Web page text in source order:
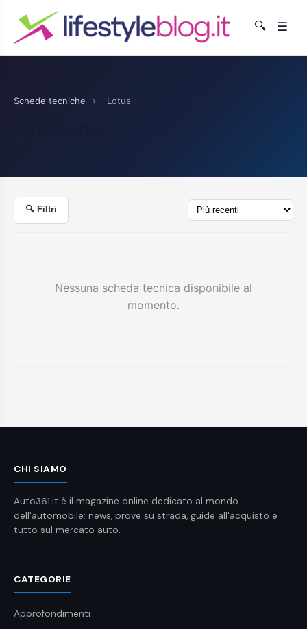
🔍 ☰
Schede tecniche › Lotus
🔍 Filtri
Nessuna scheda tecnica disponibile al
momento.
CHI SIAMO
Auto361.it è il magazine online dedicato al mondo
dell'automobile: news, prove su strada, guide all'acquisto e
tutto sul mercato auto.
CATEGORIE
Approfondimenti